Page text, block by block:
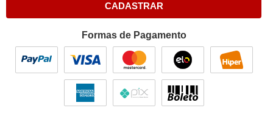
CADASTRAR
Formas de Pagamento